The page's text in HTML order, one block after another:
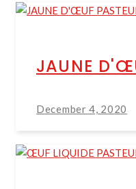
JAUNE
December 4, 2020